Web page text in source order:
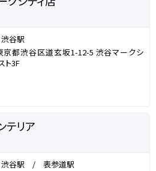
渋谷駅
京都渋谷区道玄坂1-12-5 渋谷マークシ
ト3F
テリア
渋谷駅 / 表参道駅